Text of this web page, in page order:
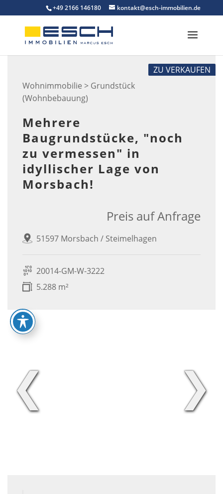
to
content
+49 2166 146180 kontakt@esch-immobilien.de
Wohnimmobilie > Grundstück
(Wohnbebauung)
ZU VERKAUFEN
Mehrere
Baugrundstücke, "noch
zu vermessen" in
idyllischer Lage von
Morsbach!
51597 Morsbach / Steimelhagen
Preis auf Anfrage
20014-GM-W-3222
5.288 m²
❮ ❯